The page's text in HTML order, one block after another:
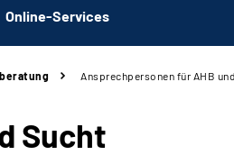
Online-Services
Ansprechpersonen für AHB
Sucht